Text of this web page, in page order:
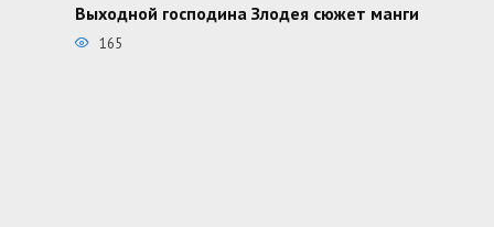
Выходной господина Злодея сюжет манги
165